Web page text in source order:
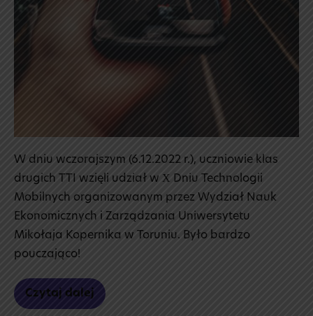
W dniu wczorajszym (6.12.2022 r.), uczniowie klas
drugich TTI wzięli udział w X Dniu Technologii
Mobilnych organizowanym przez Wydział Nauk
Ekonomicznych i Zarządzania Uniwersytetu
Mikołaja Kopernika w Toruniu. Było bardzo
pouczająco!
Czytaj dalej
X Dzień
Technologii